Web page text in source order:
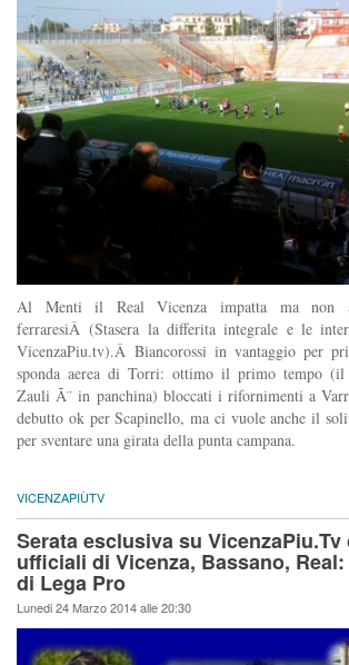
Al Menti il Real Vicenza impatta ma non
ferraresiÂ (Stasera la differita integrale e le
VicenzaPiu.tv).Â Biancorossi in vantaggio per
sponda aerea di Torri: ottimo il primo tempo (il
Zauli Ã¨ in panchina) bloccati i rifornimenti a
debutto ok per Scapinello, ma ci vuole anche il
per sventare una girata della punta campana.
VICENZAPIÙTV
Serata esclusiva su
ufficiali di Vicenza, Bassano,
di Lega Pro
Lunedi 24 Marzo 2014 alle 20:30